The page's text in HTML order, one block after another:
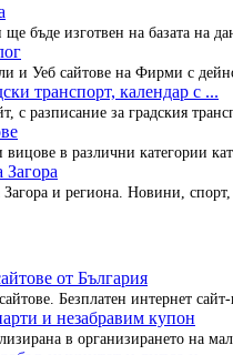
бъде изготвен на базата на
и Уеб сайтове на Фирми с
транспорт, календар с ...
с разписание за градския
в различни категории
Загора
и региона. Новини,
от България
Безплатен интернет сайт-
и незабравим купон
в организирането на